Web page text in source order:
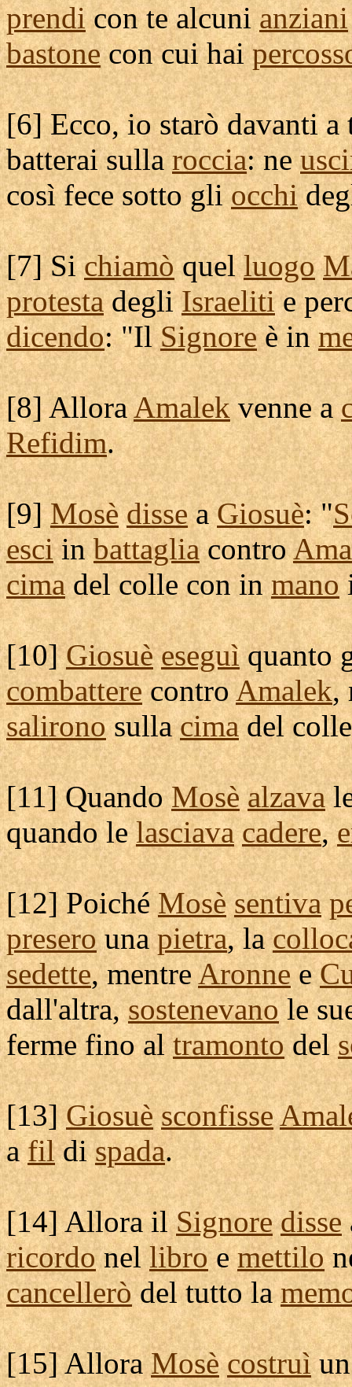
prendicon te alcunianziani
bastonecon cui hai
[6] Ecco, io starò davanti
batteraisullaroccia: ne
così fece sotto gliocchi
[7] Sichiamòquelluogo
protestadegliIsraelitie
dicendo: "IlSignoreè in
[8] AlloraAmalekvenne a
Refidim.
[9]Mosè disseaGiosuè: "
esciinbattagliacontro
cimadel colle con inmano
[10]Giosuè eseguìquanto
combatterecontroAmalek,
salironosullacimadel
[11] QuandoMosè alzava
quando lelasciava cadere,
[12] PoichéMosè sentiva
preserounapietra, la
sedette, mentreAronnee
dall'altra,sostenevanole
fermefino altramontodel
[13]Giosuè sconfisse
afildispada.
[14] Allora ilSignore disse
ricordonellibroemettilo
cancelleròdel tutto la
[15] AlloraMosè costruì